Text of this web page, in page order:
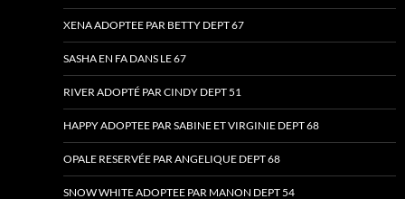
XENA ADOPTEE PAR BETTY DEPT 67
SASHA EN FA DANS LE 67
RIVER ADOPTÉ PAR CINDY DEPT 51
HAPPY ADOPTEE PAR SABINE ET VIRGINIE DEPT 68
OPALE RESERVÉE PAR ANGELIQUE DEPT 68
SNOW WHITE ADOPTEE PAR MANON DEPT 54